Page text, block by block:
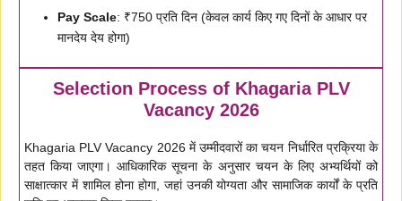
Pay Scale: ₹750 प्रति दिन (केवल कार्य किए गए दिनों के आधार पर
मानदेय देय होगा)
Selection Process of Khagaria PLV
Vacancy 2026
Khagaria PLV Vacancy 2026 में उम्मीदवारों का चयन निर्धारित प्रक्रिया के
तहत किया जाएगा। आधिकारिक सूचना के अनुसार चयन के लिए अभ्यर्थियों को
साक्षात्कार में शामिल होना होगा, जहां उनकी योग्यता और सामाजिक कार्यों के प्रति